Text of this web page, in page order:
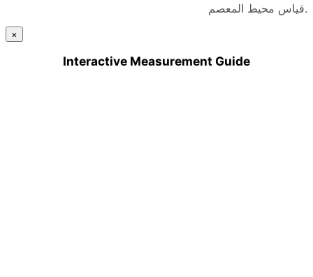
قياس محيط المعصم.
×
Interactive Measurement Guide